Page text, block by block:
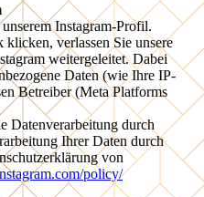
Instagram-Profil.
verlassen Sie unsere
weitergeleitet. Dabei
Daten (wie Ihre IP-
Betreiber (Meta Platforms
Datenverarbeitung durch
Ihrer Daten durch
von
policy/